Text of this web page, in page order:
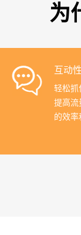
为
互动
轻松抓
提高流
的效率